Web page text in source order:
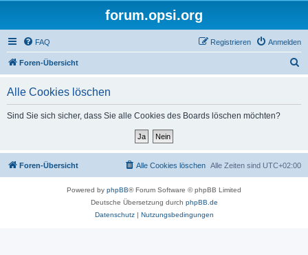
forum.opsi.org
FAQ Anmelden
Registrieren
Foren-Übersicht
Alle Cookies löschen
Sind Sie sich sicher, dass Sie alle Cookies des Boards löschen möchten?
Foren-Übersicht Alle Zeiten sind UTC+02:00
Alle Cookies löschen
Powered by phpBB® Forum Software © phpBB Limited
Deutsche Übersetzung durch phpBB.de
Datenschutz| Nutzungsbedingungen